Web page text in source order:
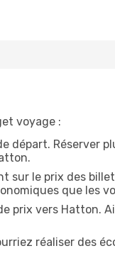
voyage :
départ. Réserver
sur le prix des
que les
prix vers Hatton.
réaliser des